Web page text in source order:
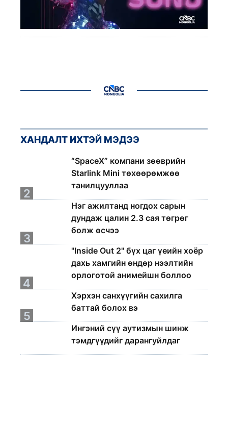
ХАНДАЛТ ИХТЭЙ МЭДЭЭ
“SpaceX” компани зөөврийн
Starlink Mini төхөөрөмжөө
танилцууллаа
2
Нэг ажилтанд ногдох сарын
дундаж цалин 2.3 сая төгрөг
болж өсчээ
3
"Inside Out 2" бүх цаг үеийн хоёр
дахь хамгийн өндөр нээлтийн
орлоготой анимейшн боллоо
4
Хэрхэн санхүүгийн сахилга
баттай болох вэ
5
Ингэний сүү аутизмын шинж
тэмдгүүдийг дарангуйлдаг